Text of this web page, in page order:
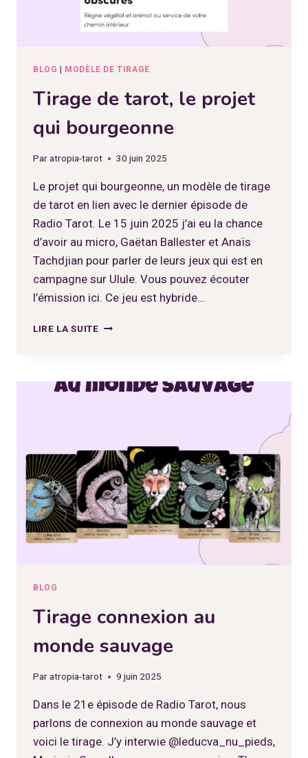
BLOG | MODÈLE DE TIRAGE
Tirage de tarot, le projet
qui bourgeonne
Paratropia-tarot 30 juin 2025
Le projet qui bourgeonne, un modèle de tirage
de tarot en lien avec le dernier épisode de
Radio Tarot. Le 15 juin 2025 j’ai eu la chance
d’avoir au micro, Gaëtan Ballester et Anaïs
Tachdjian pour parler de leurs jeux qui est en
campagne sur Ulule. Vous pouvez écouter
l’émission ici. Ce jeu est hybride…
LIRE LA SUITETIRAGE
PROJET
BLOG
Tirage connexion au
monde sauvage
Paratropia-tarot 9 juin 2025
Dans le 21e épisode de Radio Tarot, nous
parlons de connexion au monde sauvage et
voici le tirage. J’y interwie @leducva_nu_pieds,